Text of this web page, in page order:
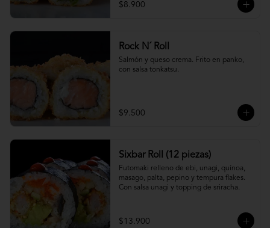
$8.900
Rock N´ Roll
Salmón y queso crema. Frito en panko,
con salsa tonkatsu.
$9.500
Sixbar Roll (12 piezas)
Futomaki relleno de ebi, unagi, quínoa,
masago, palta, pepino y tempura flakes.
Con salsa unagi y topping de sriracha.
$13.900